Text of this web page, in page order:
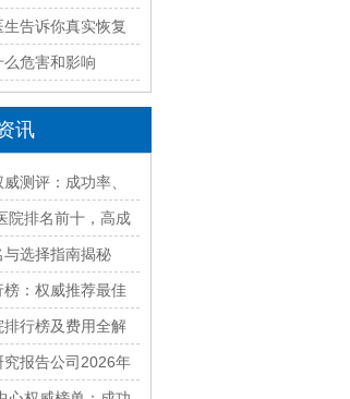
告诉你真实恢复
危害和影响
讯
测评：成功率、
院排名前十，高成
选择指南揭秘
：权威推荐最佳
行榜及费用全解
报告公司2026年